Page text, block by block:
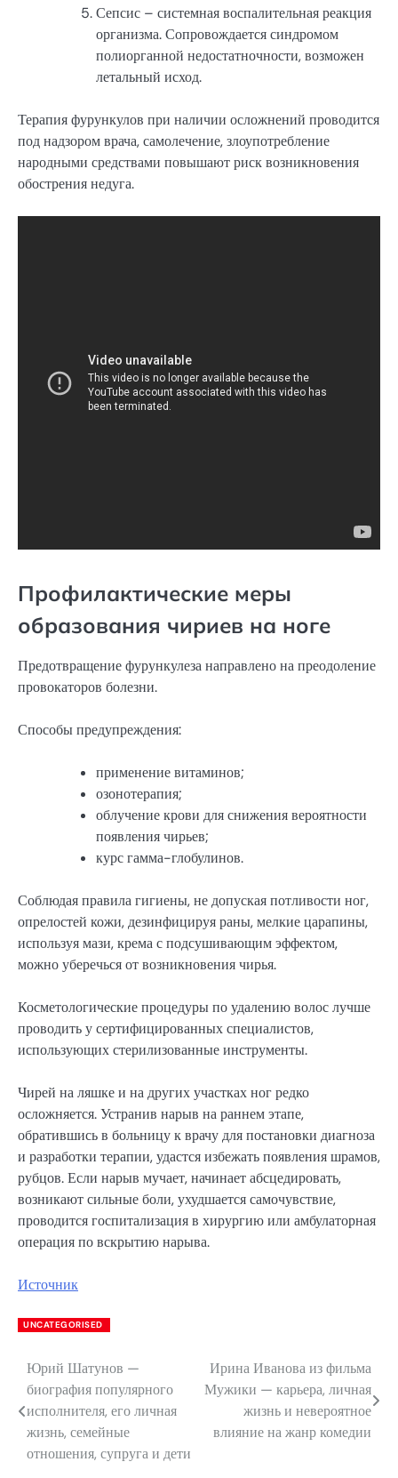
Сепсис – системная воспалительная реакция
организма. Сопровождается синдромом
полиорганной недостатночности, возможен
летальный исход.
Терапия фурункулов при наличии осложнений проводится
под надзором врача, самолечение, злоупотребление
народными средствами повышают риск возникновения
обострения недуга.
Профилактические меры
образования чириев на ноге
Предотвращение фурункулеза направлено на преодоление
провокаторов болезни.
Способы предупреждения:
применение витаминов;
озонотерапия;
облучение крови для снижения вероятности
появления чирьев;
курс гамма-глобулинов.
Соблюдая правила гигиены, не допуская потливости ног,
опрелостей кожи, дезинфицируя раны, мелкие царапины,
используя мази, крема с подсушивающим эффектом,
можно уберечься от возникновения чирья.
Косметологические процедуры по удалению волос лучше
проводить у сертифицированных специалистов,
использующих стерилизованные инструменты.
Чирей на ляшке и на других участках ног редко
осложняется. Устранив нарыв на раннем этапе,
обратившись в больницу к врачу для постановки диагноза
и разработки терапии, удастся избежать появления шрамов,
рубцов. Если нарыв мучает, начинает абсцедировать,
возникают сильные боли, ухудшается самочувствие,
проводится госпитализация в хирургию или амбулаторная
операция по вскрытию нарыва.
Источник
UNCATEGORISED
Навигация
по
записям
Юрий Шатунов —
биография популярного
исполнителя, его личная
жизнь, семейные
отношения, супруга и дети
Ирина Иванова из фильма
Мужики — карьера, личная
жизнь и невероятное
влияние на жанр комедии